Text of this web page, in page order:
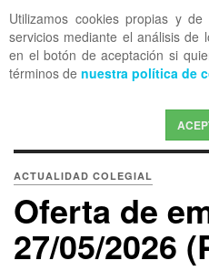
Utilizamos cookies propias y
servicios mediante el análisis de
en el botón de aceptación si
términos de nuestra política de
OFF CANVAS
ACTUALIDAD COLEGIAL
Oferta de
27/05/2026